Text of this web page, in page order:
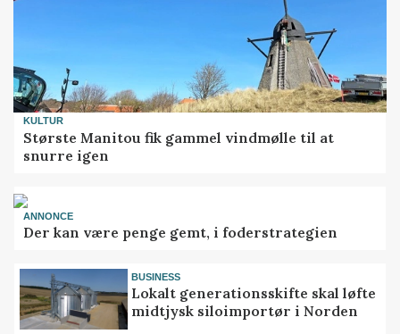
KULTUR
Største Manitou fik gammel vindmølle til at
snurre igen
ANNONCE
Der kan være penge gemt, i foderstrategien
BUSINESS
Lokalt generationsskifte skal løfte
midtjysk siloimportør i Norden